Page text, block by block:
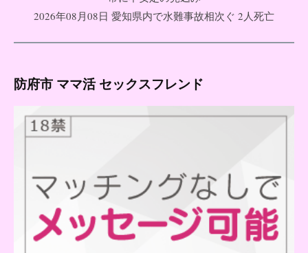
2026年08月08日 愛知県内で水難事故相次ぐ 2人死亡
防府市 ママ活 セックスフレンド